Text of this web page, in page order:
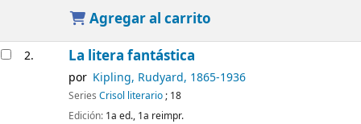
Agregar al carrito
2. La litera fantástica
por Kipling, Rudyard, 1865-1936
Series Crisol literario; 18
Edición: 1a ed., 1a reimpr.